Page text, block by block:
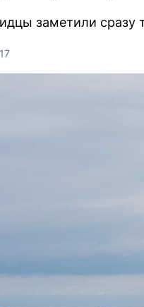
заметили
17